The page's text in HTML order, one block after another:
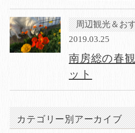
周辺観光＆お
2019.03.25
南房総の春
ット
カテゴリー別アーカイブ